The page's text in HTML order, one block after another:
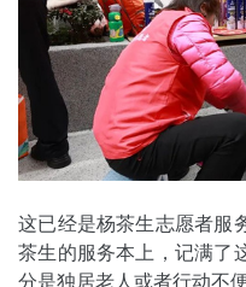
这已经是杨茶生志愿者服
茶生的服务本上，记满了
分是独居老人或者行动不